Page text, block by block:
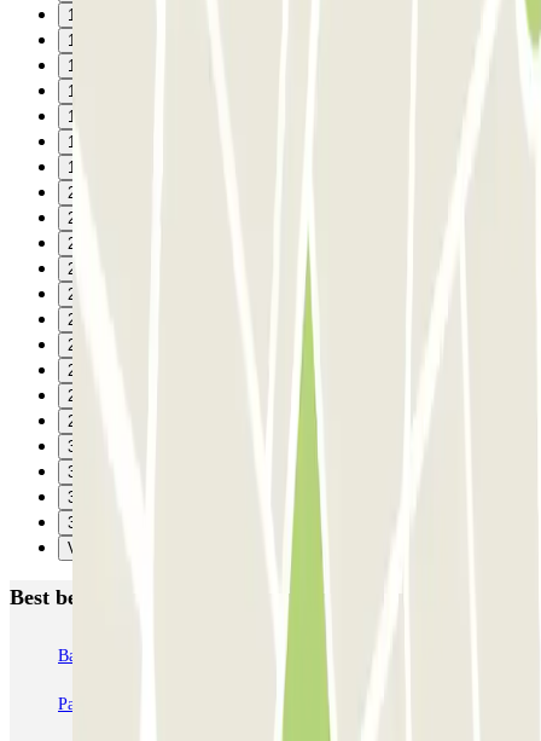
13
14
15
16
17
18
19
20
21
22
23
24
25
26
27
28
29
30
31
32
33
Verzenden
Best beoordeelde parkeergarages in Parijs
Bastille - Saint-Antoine Beaubourg Centre Pompidou
Parkélis Lefebvre Gare Maine Montparnasse